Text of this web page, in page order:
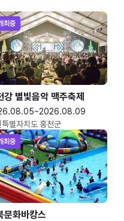
최중
강 별빛음악 맥주축제
특별자치도 홍천군
최중
문화바캉스